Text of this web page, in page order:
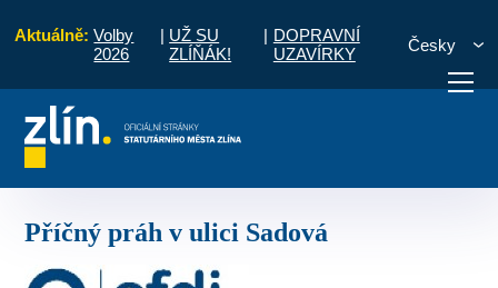
Aktuálně: Volby
2026
| UŽ SU
ZLÍŇÁK!
| DOPRAVNÍ
UZAVÍRKY
Česky
vyřídit Potřebuji zaplatit
Příčný práh v ulici Sadová